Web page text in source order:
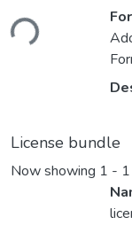
License bundle
Now showing 1 -